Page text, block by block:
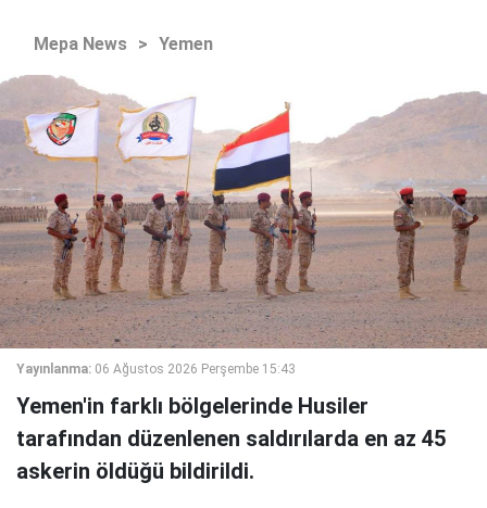
Mepa News > Yemen
Yayınlanma: 06 Ağustos 2026 Perşembe 15:43
Yemen'in farklı bölgelerinde Husiler
tarafından düzenlenen saldırılarda en az 45
askerin öldüğü bildirildi.